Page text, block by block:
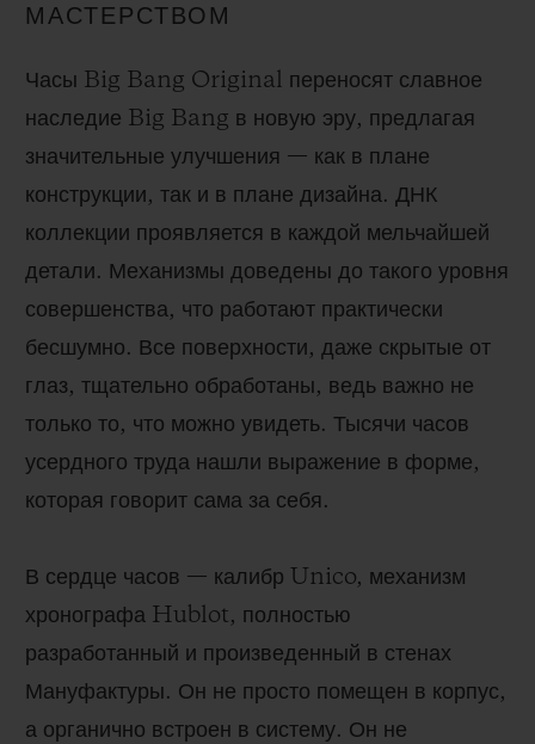
МАСТЕРСТВОМ
Часы Big Bang Original переносят славное
наследие Big Bang в новую эру, предлагая
значительные улучшения — как в плане
конструкции, так и в плане дизайна. ДНК
коллекции проявляется в каждой мельчайшей
детали. Механизмы доведены до такого уровня
совершенства, что работают практически
бесшумно. Все поверхности, даже скрытые от
глаз, тщательно обработаны, ведь важно не
только то, что можно увидеть. Тысячи часов
усердного труда нашли выражение в форме,
которая говорит сама за себя.
В сердце часов — калибр Unico, механизм
хронографа Hublot, полностью
разработанный и произведенный в стенах
Мануфактуры. Он не просто помещен в корпус,
а органично встроен в систему. Он не